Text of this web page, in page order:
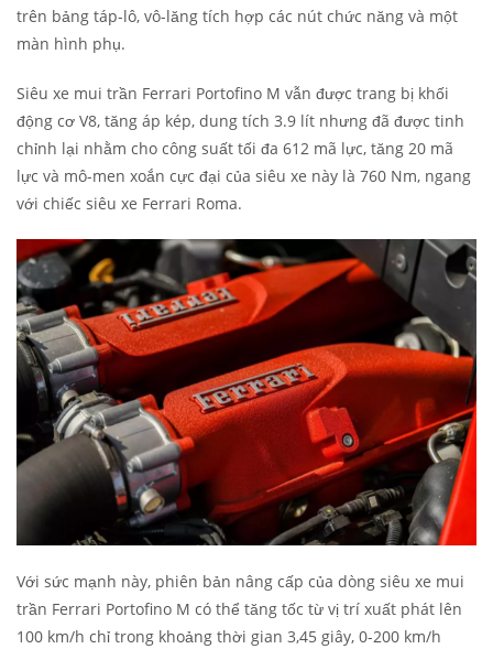
trên bảng táp-lô, vô-lăng tích hợp các nút chức năng và một
màn hình phụ.
Siêu xe mui trần Ferrari Portofino M vẫn được trang bị khối
động cơ V8, tăng áp kép, dung tích 3.9 lít nhưng đã được tinh
chỉnh lại nhằm cho công suất tối đa 612 mã lực, tăng 20 mã
lực và mô-men xoắn cực đại của siêu xe này là 760 Nm, ngang
với chiếc siêu xe Ferrari Roma.
Với sức mạnh này, phiên bản nâng cấp của dòng siêu xe mui
trần Ferrari Portofino M có thể tăng tốc từ vị trí xuất phát lên
100 km/h chỉ trong khoảng thời gian 3,45 giây, 0-200 km/h